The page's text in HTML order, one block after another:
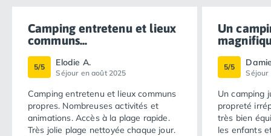
Camping entretenu et lieux
communs...
5/5 Elodie A.
Séjour en août 2025
Camping entretenu et lieux communs
propres. Nombreuses activités et
animations. Accès à la plage rapide.
Très jolie plage nettoyée chaque jour.
Un
5/5
Séjour
Un camping
propreté
très bien
les enfants et